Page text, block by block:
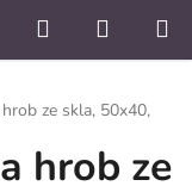
Hledat
KOŠÍK
ze skla, 50x40,
hrob ze